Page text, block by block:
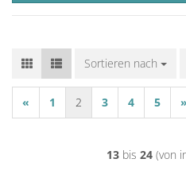
Sortieren nach
Sortieren nach
« 1 2 3 4 5 »
13 bis 24 (von